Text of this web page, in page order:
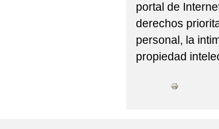
portal de
derechos
personal, la
propiedad